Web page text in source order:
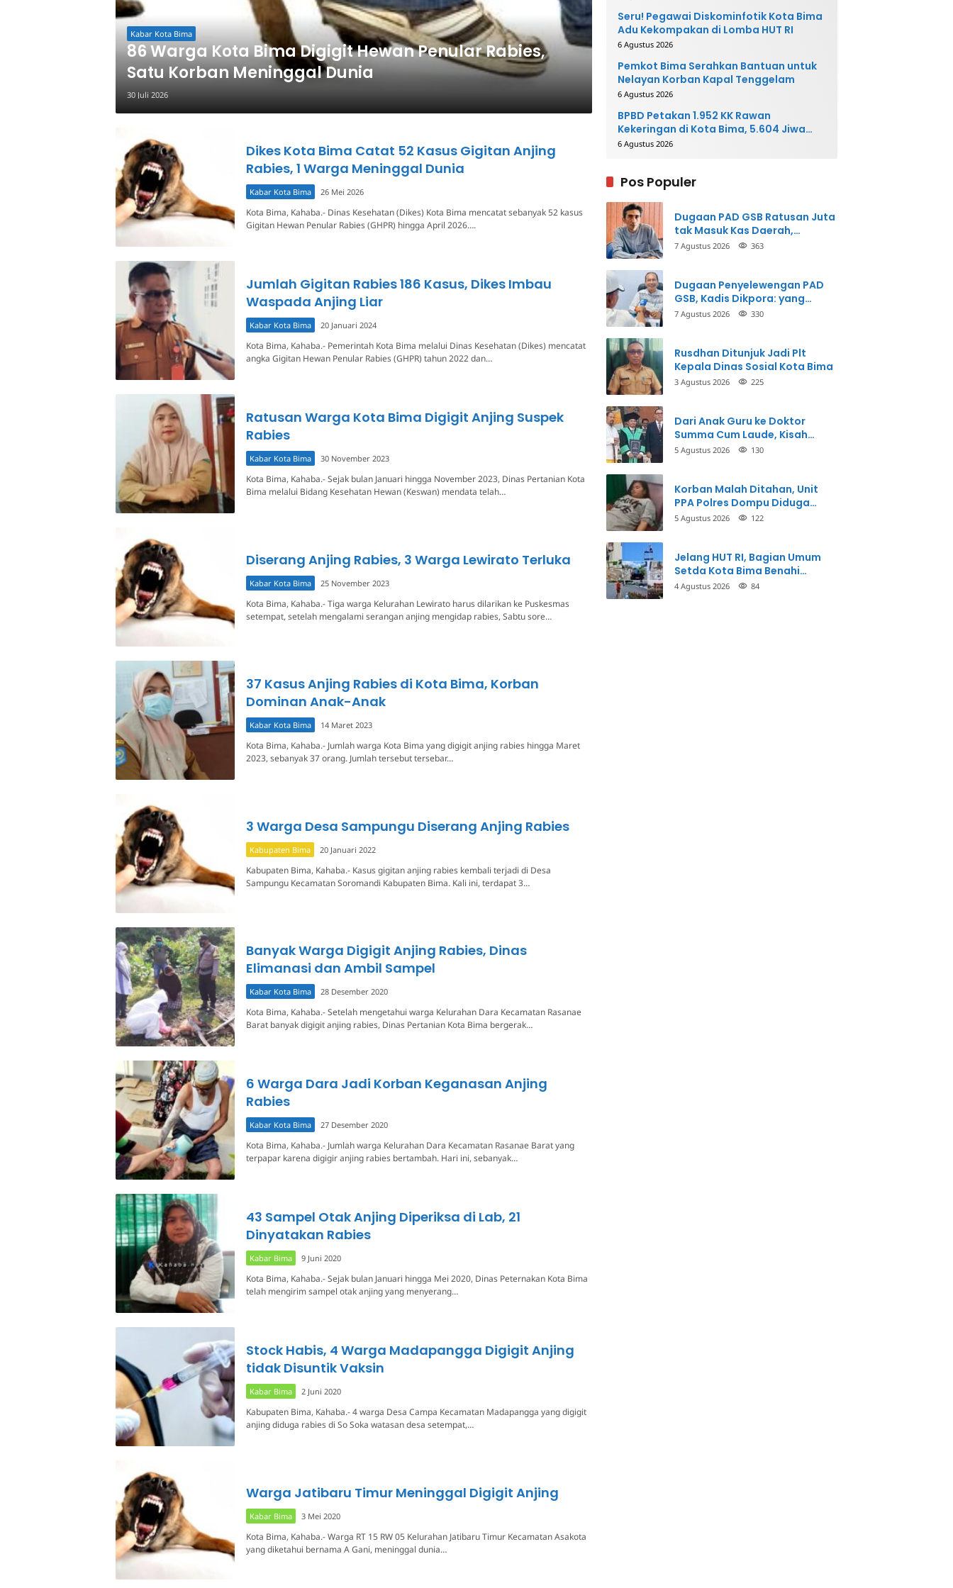
Kabar Kota Bima
86 Warga Kota Bima Digigit Hewan Penular Rabies,
Satu Korban Meninggal Dunia
30 Juli 2026
Dikes Kota Bima Catat 52 Kasus Gigitan Anjing
Rabies, 1 Warga Meninggal Dunia
Kabar Kota Bima 26 Mei 2026
Kota Bima, Kahaba.- Dinas Kesehatan (Dikes) Kota Bima mencatat sebanyak 52 kasus
Gigitan Hewan Penular Rabies (GHPR) hingga April 2026….
Jumlah Gigitan Rabies 186 Kasus, Dikes Imbau
Waspada Anjing Liar
Kabar Kota Bima 20 Januari 2024
Kota Bima, Kahaba.- Pemerintah Kota Bima melalui Dinas Kesehatan (Dikes) mencatat
angka Gigitan Hewan Penular Rabies (GHPR) tahun 2022 dan…
Ratusan Warga Kota Bima Digigit Anjing Suspek
Rabies
Kabar Kota Bima 30 November 2023
Kota Bima, Kahaba.- Sejak bulan Januari hingga November 2023, Dinas Pertanian Kota
Bima melalui Bidang Kesehatan Hewan (Keswan) mendata telah…
Diserang Anjing Rabies, 3 Warga Lewirato Terluka
Kabar Kota Bima 25 November 2023
Kota Bima, Kahaba.- Tiga warga Kelurahan Lewirato harus dilarikan ke Puskesmas
setempat, setelah mengalami serangan anjing mengidap rabies, Sabtu sore…
37 Kasus Anjing Rabies di Kota Bima, Korban
Dominan Anak-Anak
Kabar Kota Bima 14 Maret 2023
Kota Bima, Kahaba.- Jumlah warga Kota Bima yang digigit anjing rabies hingga Maret
2023, sebanyak 37 orang. Jumlah tersebut tersebar…
3 Warga Desa Sampungu Diserang Anjing Rabies
Kabupaten Bima 20 Januari 2022
Kabupaten Bima, Kahaba.- Kasus gigitan anjing rabies kembali terjadi di Desa
Sampungu Kecamatan Soromandi Kabupaten Bima. Kali ini, terdapat 3…
Banyak Warga Digigit Anjing Rabies, Dinas
Elimanasi dan Ambil Sampel
Kabar Kota Bima 28 Desember 2020
Kota Bima, Kahaba.- Setelah mengetahui warga Kelurahan Dara Kecamatan Rasanae
Barat banyak digigit anjing rabies, Dinas Pertanian Kota Bima bergerak…
6 Warga Dara Jadi Korban Keganasan Anjing
Rabies
Kabar Kota Bima 27 Desember 2020
Kota Bima, Kahaba.- Jumlah warga Kelurahan Dara Kecamatan Rasanae Barat yang
terpapar karena digigir anjing rabies bertambah. Hari ini, sebanyak…
43 Sampel Otak Anjing Diperiksa di Lab, 21
Dinyatakan Rabies
Kabar Bima 9 Juni 2020
Kota Bima, Kahaba.- Sejak bulan Januari hingga Mei 2020, Dinas Peternakan Kota Bima
telah mengirim sampel otak anjing yang menyerang…
Stock Habis, 4 Warga Madapangga Digigit Anjing
tidak Disuntik Vaksin
Kabar Bima 2 Juni 2020
Kabupaten Bima, Kahaba.- 4 warga Desa Campa Kecamatan Madapangga yang digigit
anjing diduga rabies di So Soka watasan desa setempat,…
Warga Jatibaru Timur Meninggal Digigit Anjing
Kabar Bima 3 Mei 2020
Kota Bima, Kahaba.- Warga RT 15 RW 05 Kelurahan Jatibaru Timur Kecamatan Asakota
yang diketahui bernama A Gani, meninggal dunia…
Seru! Pegawai Diskominfotik Kota Bima
Adu Kekompakan di Lomba HUT RI
6 Agustus 2026
Pemkot Bima Serahkan Bantuan untuk
Nelayan Korban Kapal Tenggelam
6 Agustus 2026
BPBD Petakan 1.952 KK Rawan
Kekeringan di Kota Bima, 5.604 Jiwa
Berpotensi Terdampak
6 Agustus 2026
Pos Populer
Dugaan PAD GSB Ratusan Juta
tak Masuk Kas Daerah,
Inspektorat Panggil Pihak
7 Agustus 2026 363
Dugaan Penyelewengan PAD
GSB, Kadis Dikpora: yang
Bersangkutan Akui
7 Agustus 2026 330
Rusdhan Ditunjuk Jadi Plt
Kepala Dinas Sosial Kota Bima
3 Agustus 2026 225
Dari Anak Guru ke Doktor
Summa Cum Laude, Kisah
Taman Firdaus Menginspirasi
5 Agustus 2026 130
Korban Malah Ditahan, Unit
PPA Polres Dompu Diduga
Balikkan Fakta Kasus
5 Agustus 2026 122
Jelang HUT RI, Bagian Umum
Setda Kota Bima Benahi
Kantor Pemkot
4 Agustus 2026 84